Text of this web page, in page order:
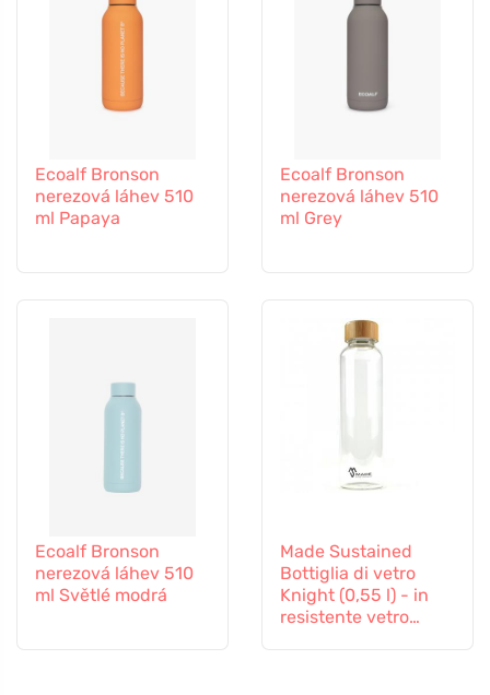
Ecoalf Bronson
nerezová láhev 510
ml Papaya
Ecoalf Bronson
nerezová láhev 510
ml Grey
Ecoalf Bronson
nerezová láhev 510
ml Světlé modrá
Made Sustained
Bottiglia di vetro
Knight (0,55 l) - in
resistente vetro